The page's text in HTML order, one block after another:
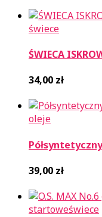
świece
ŚWIECA
34,00 zł
oleje
39,00 zł
startoweświece